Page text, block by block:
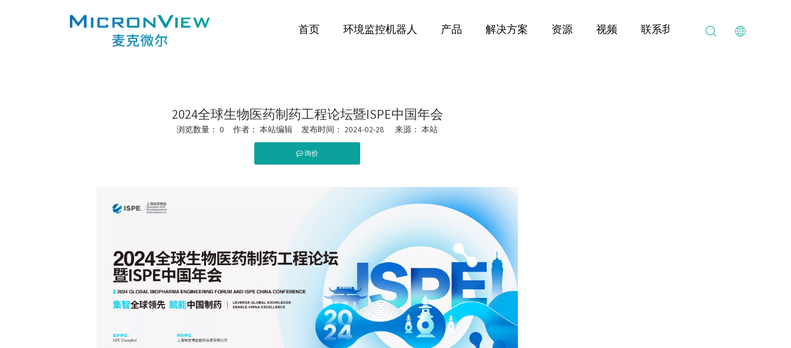
首页 环境监控机器人 产品 解决方案 资源 视频 联系我们
2024全球生物医药制药工程论坛暨ISPE中国年会
浏览数量： 0 作者： 本站编辑 发布时间： 2024-02-28 来源： 本站
询价